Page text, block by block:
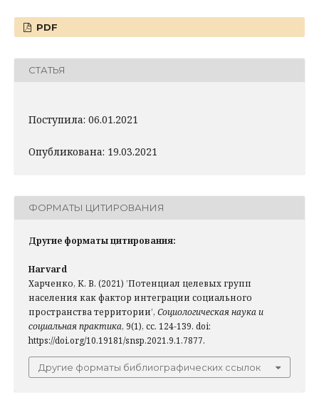
PDF
СТАТЬЯ
Поступила: 06.01.2021
Опубликована: 19.03.2021
ФОРМАТЫ ЦИТИРОВАНИЯ
Другие форматы цитирования:
Harvard
Харченко, К. В. (2021) ’Потенциал целевых групп
населения как фактор интеграции социального
пространства территории’, Социологическая наука и
социальная практика, 9(1), сс. 124-139. doi:
https://doi.org/10.19181/snsp.2021.9.1.7877.
Другие форматы библиографических ссылок